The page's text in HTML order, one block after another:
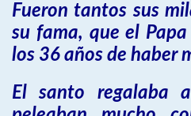
Fueron tantos sus
su fama, que el
los 36 años de haber
El santo regalaba